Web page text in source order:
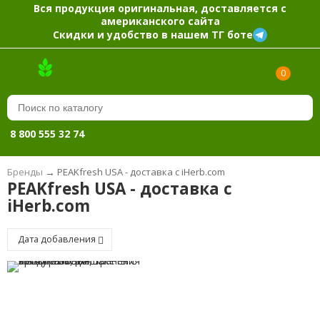
Вся продукция оригинальная, доставляется с
американского сайта
Скидки и удобство в нашем ТГ боте
0
8 800 555 32 74
Бренды → PEAKfresh USA - доставка с iHerb.com
PEAKfresh USA - доставка с
iHerb.com
Дата добавления